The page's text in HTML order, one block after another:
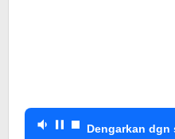
Dengarkan dgn